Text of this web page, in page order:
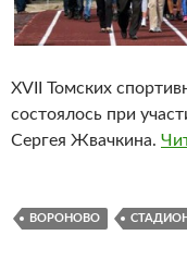
XVII Томских
состоялось при
Сергея Жвачкина.
ВОРОНОВО СТАДИОН